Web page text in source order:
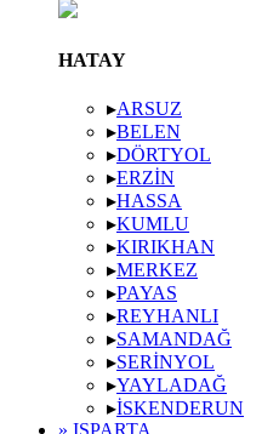
HATAY
▸ARSUZ
▸BELEN
▸DÖRTYOL
▸ERZIN
▸HASSA
▸KUMLU
▸KIRIKHAN
▸MERKEZ
▸PAYAS
▸REYHANLI
▸SAMANDAĞ
▸SERINYOL
▸YAYLADAĞ
▸İSKENDERUN
» ISPARTA